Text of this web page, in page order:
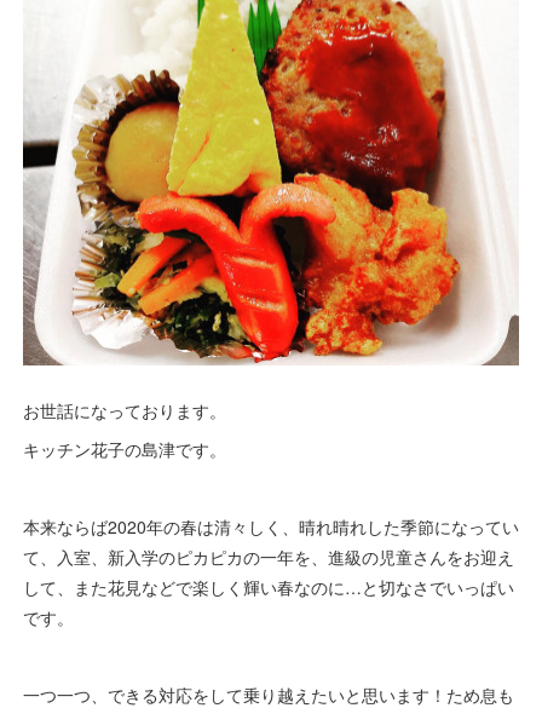
お世話になっております。
キッチン花子の島津です。
本来ならば2020年の春は清々しく、晴れ晴れした季節になってい
て、入室、新入学のピカピカの一年を、進級の児童さんをお迎え
して、また花見などで楽しく輝い春なのに…と切なさでいっぱい
です。
一つ一つ、できる対応をして乗り越えたいと思います！ため息も